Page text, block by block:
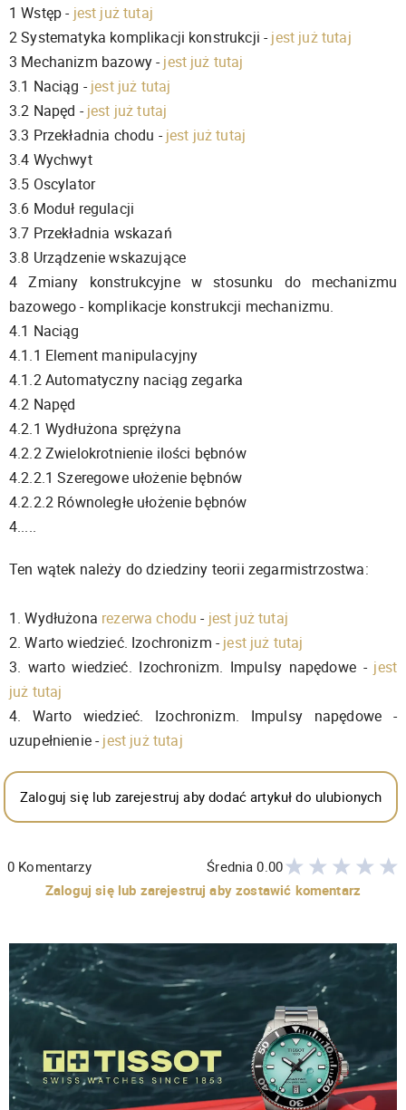
1 Wstęp - jest już tutaj
2 Systematyka komplikacji konstrukcji -jest już tutaj
3 Mechanizm bazowy -jest już tutaj
3.1 Naciąg -jest już tutaj
3.2 Napęd -jest już tutaj
3.3 Przekładnia chodu -jest już tutaj
3.4 Wychwyt
3.5 Oscylator
3.6 Moduł regulacji
3.7 Przekładnia wskazań
3.8 Urządzenie wskazujące
4 Zmiany konstrukcyjne w stosunku do mechanizmu
bazowego - komplikacje konstrukcji mechanizmu.
4.1 Naciąg
4.1.1 Element manipulacyjny
4.1.2 Automatyczny naciąg zegarka
4.2 Napęd
4.2.1 Wydłużona sprężyna
4.2.2 Zwielokrotnienie ilości bębnów
4.2.2.1 Szeregowe ułożenie bębnów
4.2.2.2 Równoległe ułożenie bębnów
4.....
Ten wątek należy do dziedziny teorii zegarmistrzostwa:
1. Wydłużona rezerwa chodu - jest już tutaj
2. Warto wiedzieć. Izochronizm -jest już tutaj
3. warto wiedzieć. Izochronizm. Impulsy napędowe - jest
już tutaj
4. Warto wiedzieć. Izochronizm. Impulsy napędowe -
uzupełnienie -jest już tutaj
Zaloguj się lub zarejestruj aby dodać artykuł do ulubionych
0 Komentarzy Średnia0.00
Zaloguj się lub zarejestruj aby zostawić komentarz